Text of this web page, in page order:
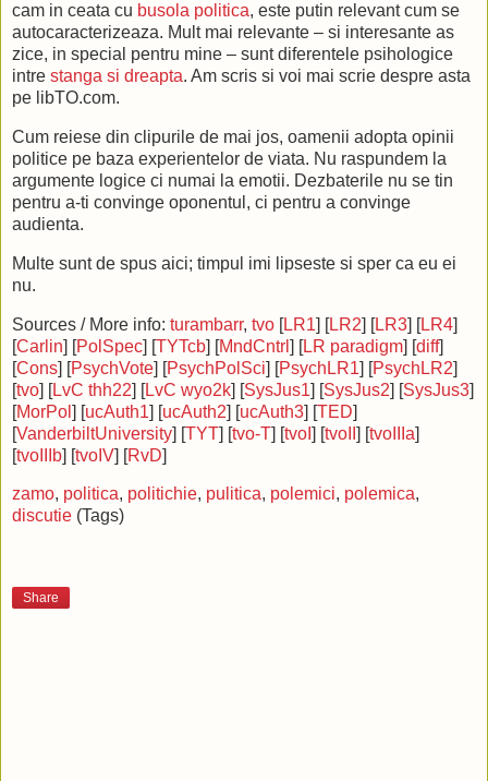
cam in ceata cu busola politica, este putin relevant cum se
autocaracterizeaza. Mult mai relevante – si interesante as
zice, in special pentru mine – sunt diferentele psihologice
intre stanga si dreapta. Am scris si voi mai scrie despre asta
pe libTO.com.
Cum reiese din clipurile de mai jos, oamenii adopta opinii
politice pe baza experientelor de viata. Nu raspundem la
argumente logice ci numai la emotii. Dezbaterile nu se tin
pentru a-ti convinge oponentul, ci pentru a convinge
audienta.
Multe sunt de spus aici; timpul imi lipseste si sper ca eu ei
nu.
Sources / More info: turambarr, tvo [LR1] [LR2] [LR3] [LR4]
[Carlin] [PolSpec] [TYTcb] [MndCntrl ] [LR paradigm] [diff]
[Cons] [PsychVote] [PsychPolSci] [PsychLR1] [PsychLR2]
[tvo] [LvC thh22] [LvC wyo2k] [SysJus1] [SysJus2] [SysJus3]
[MorPol ] [ucAuth1] [ucAuth2] [ucAuth3] [TED]
[VanderbiltUniversity] [TYT] [tvo-T] [tvoI ] [tvoII ] [tvoIIIa]
[tvoIIIb] [tvoIV] [RvD]
zamo, politica, politichie, pulitica, polemici, polemica,
discutie (Tags)
Share